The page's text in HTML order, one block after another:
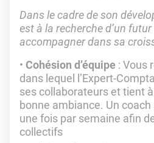
Dans le cadre de son
est à la recherche d’un
accompagner dans sa
Cohésion d’équipe : Vous
dans lequel l’Expert-
ses collaborateurs et tient
bonne ambiance. Un
une fois par semaine afin
collectifs